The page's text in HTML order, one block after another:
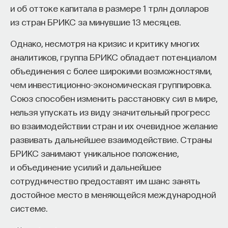
и об оттоке капитала в размере 1 трлн долларов
из стран БРИКС за минувшие 13 месяцев.
Однако, несмотря на кризис и критику многих
аналитиков, группа БРИКС обладает потенциалом
объединения с более широкими возможностями,
чем инвестиционно-экономическая группировка.
Союз способен изменить расстановку сил в мире,
нельзя упускать из виду значительный прогресс
во взаимодействии стран и их очевидное желание
развивать дальнейшее взаимодействие. Страны
БРИКС занимают уникальное положение,
и объединение усилий и дальнейшее
сотрудничество предоставят им шанс занять
достойное место в меняющейся международной
системе.
инвесторами и изобретателями. За десятки
эпизодов Ивар обсудил большие языковые
модели вместе с Михаилом Бурцевым, цифровые
данные в фармацевтике с Ириной Ефименко,
агротехнологии с Михаилом Тавером и много
других тем — от коучинга до фармакогенетики.
В будущих выпусках их список будет только
расширяться — слушайте подкаст на YouTube,
Яндекс Музыке,Apple Podcasts, VKиSpotify.
6/30/2026
НАПИСАТЬ НАМ